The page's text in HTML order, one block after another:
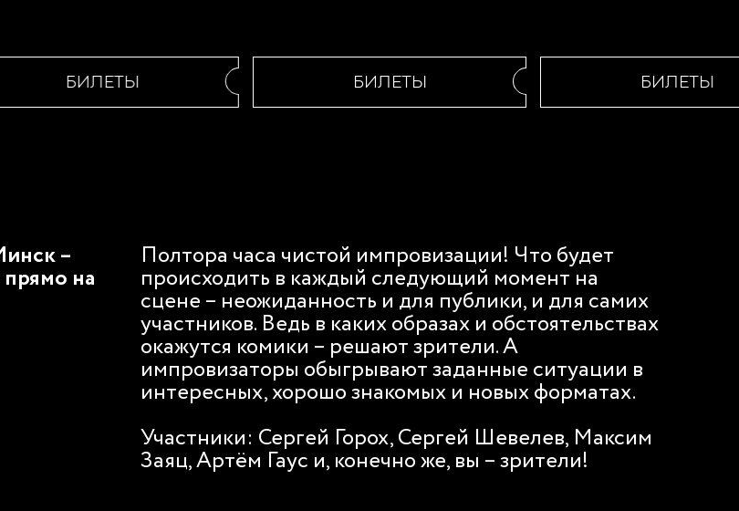
БИЛЕТЫ БИЛЕТЫ БИЛЕТЫ
–
на
Полтора часа чистой импровизации! Что будет
происходить в каждый следующий момент на
сцене – неожиданность и для публики, и для самих
участников. Ведь в каких образах и обстоятельствах
окажутся комики – решают зрители. А
импровизаторы обыгрывают заданные ситуации в
интересных, хорошо знакомых и новых форматах.
Участники: Сергей Горох, Сергей Шевелев, Максим
Заяц, Артём Гаус и, конечно же, вы – зрители!